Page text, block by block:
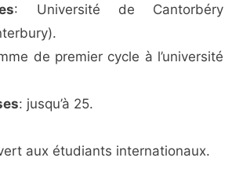
: Université de Cantorbéry
de premier cycle à l’université
: jusqu’à 25.
aux étudiants internationaux.